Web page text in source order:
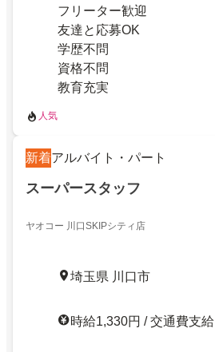
フリーター歓迎
友達と応募OK
学歴不問
資格不問
教育充実
人気
新着アルバイト・パート
スーパースタッフ
ヤオコー 川口SKIPシティ店
埼玉県 川口市
時給1,330円 / 交通費支給